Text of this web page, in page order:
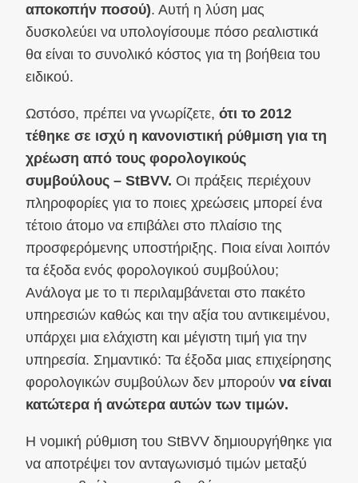
αποκοπήν ποσού). Αυτή η λύση μας
δυσκολεύει να υπολογίσουμε πόσο ρεαλιστικά
θα είναι το συνολικό κόστος για τη βοήθεια του
ειδικού.
Ωστόσο, πρέπει να γνωρίζετε, ότι το 2012
τέθηκε σε ισχύ η κανονιστική ρύθμιση για τη
χρέωση από τους φορολογικούς
συμβούλους – StBVV. Οι πράξεις περιέχουν
πληροφορίες για το ποιες χρεώσεις μπορεί ένα
τέτοιο άτομο να επιβάλει στο πλαίσιο της
προσφερόμενης υποστήριξης. Ποια είναι λοιπόν
τα έξοδα ενός φορολογικού συμβούλου;
Ανάλογα με το τι περιλαμβάνεται στο πακέτο
υπηρεσιών καθώς και την αξία του αντικειμένου,
υπάρχει μια ελάχιστη και μέγιστη τιμή για την
υπηρεσία. Σημαντικό: Τα έξοδα μιας επιχείρησης
φορολογικών συμβούλων δεν μπορούν να είναι
κατώτερα ή ανώτερα αυτών των τιμών.
Η νομική ρύθμιση του StBVV δημιουργήθηκε για
να αποτρέψει τον ανταγωνισμό τιμών μεταξύ